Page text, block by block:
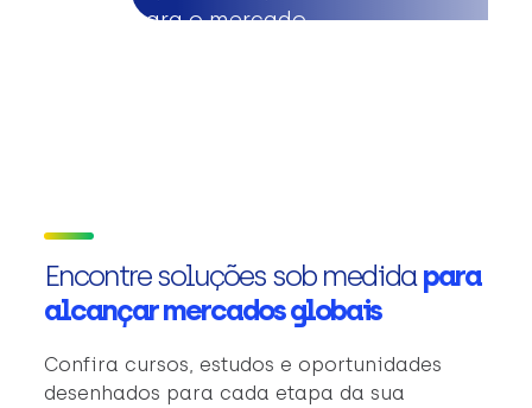
para o mercado
Encontre soluções sob medidapara
alcançar mercados globais
Confira cursos, estudos e oportunidades
desenhados para cada etapa da sua